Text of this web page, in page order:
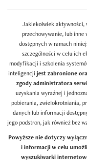
Jakiekolwiek aktywności,
przechowywanie, lub
dostępnych w ramach
szczególności w celu ich
modyfikacji i szkolenia
inteligencji jest zabronione
zgody administratora
uzyskania wyraźnej i
pobierania, zwielokrotniania,
danych lub informacji
jego podstron, jak również bez
Powyższe nie dotyczy
i informacji w celu
wyszukiwarki